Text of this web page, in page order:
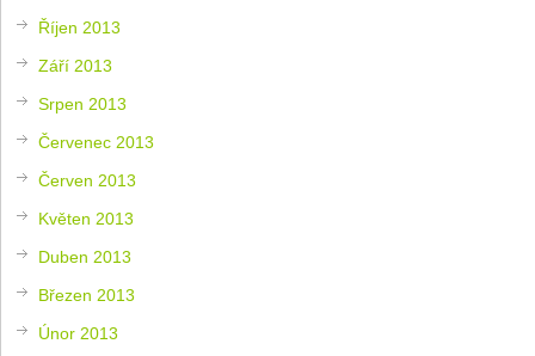
Říjen 2013
Září 2013
Srpen 2013
Červenec 2013
Červen 2013
Květen 2013
Duben 2013
Březen 2013
Únor 2013